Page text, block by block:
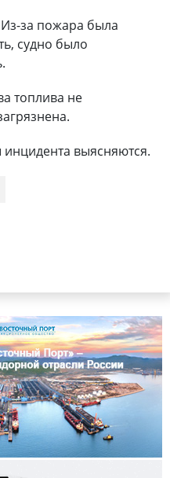
за пожара была
судно было
топлива не
выясняются.